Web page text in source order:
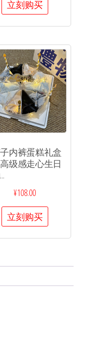
立刻购买
内裤蛋糕礼盒
级感走心生日
¥108.00
立刻购买